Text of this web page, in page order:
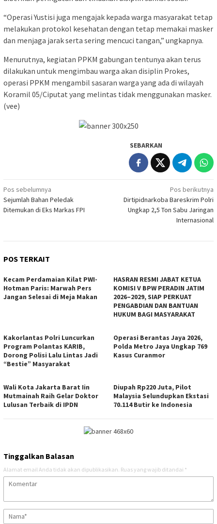
“Operasi Yustisi juga mengajak kepada warga masyarakat tetap
melakukan protokol kesehatan dengan tetap memakai masker
dan menjaga jarak serta sering mencuci tangan,” ungkapnya.
Menurutnya, kegiatan PPKM gabungan tentunya akan terus
dilakukan untuk mengimbau warga akan disiplin Prokes,
operasi PPKM mengambil sasaran warga yang ada di wilayah
Koramil 05/Ciputat yang melintas tidak menggunakan masker.
(vee)
SEBARKAN
Navigasi
pos
Pos sebelumnya
Sejumlah Bahan Peledak
Ditemukan di Eks Markas FPI
Pos berikutnya
Dirtipidnarkoba Bareskrim Polri
Ungkap 2,5 Ton Sabu Jaringan
Internasional
POS TERKAIT
Kecam Perdamaian Kilat PWI-
Hotman Paris: Marwah Pers
Jangan Selesai di Meja Makan
HASRAN RESMI JABAT KETUA
KOMISI V BPW PERADIN JATIM
2026–2029, SIAP PERKUAT
PENGABDIAN DAN BANTUAN
HUKUM BAGI MASYARAKAT
Kakorlantas Polri Luncurkan
Program Polantas KARIB,
Dorong Polisi Lalu Lintas Jadi
“Bestie” Masyarakat
Operasi Berantas Jaya 2026,
Polda Metro Jaya Ungkap 769
Kasus Curanmor
Wali Kota Jakarta Barat Iin
Mutmainah Raih Gelar Doktor
Lulusan Terbaik di IPDN
Diupah Rp220 Juta, Pilot
Malaysia Selundupkan Ekstasi
70.114 Butir ke Indonesia
Tinggalkan Balasan
Alamat email Anda tidak akan dipublikasikan. Ruas yang wajib ditandai *